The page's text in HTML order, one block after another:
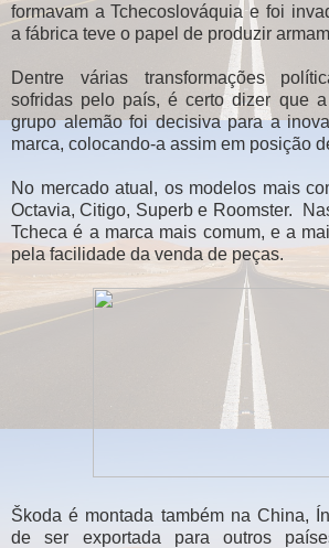
formavam a Tchecoslováquia e foi
a fábrica teve o papel de produzir
Dentre várias transformações
sofridas pelo país, é certo dizer que
grupo alemão foi decisiva para a
marca, colocando-a assim em posição
No mercado atual, os modelos mais
Octavia, Citigo, Superb e Roomster.
Tcheca é a marca mais comum, e a
pela facilidade da venda de peças.
Škoda é montada também na China,
de ser exportada para outros